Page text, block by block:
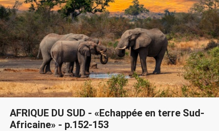
AFRIQUE DU SUD - «Echappée en terre Sud-
Africaine» - p.152-153